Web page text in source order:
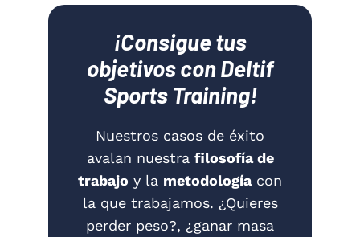
¡Consigue tus
objetivos con Deltif
Sports Training!
Nuestros casos de éxito
avalan nuestra filosofía de
trabajo y la metodologíacon
la que trabajamos. ¿Quieres
perder peso?, ¿ganar masa